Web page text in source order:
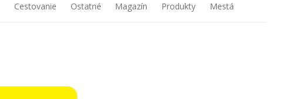
Cestovanie Ostatné Magazín Produkty Mestá